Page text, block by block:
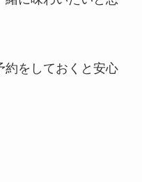
約をしておくと安心